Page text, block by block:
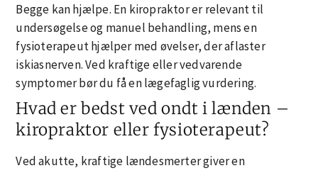
Begge kan hjælpe. En kiropraktor er relevant til
undersøgelse og manuel behandling, mens en
fysioterapeut hjælper med øvelser, der aflaster
iskiasnerven. Ved kraftige eller vedvarende
symptomer bør du få en lægefaglig vurdering.
Hvad er bedst ved ondt i lænden –
kiropraktor eller fysioterapeut?
Ved akutte, kraftige lændesmerter giver en